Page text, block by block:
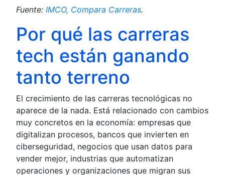
Fuente:IMCO, Compara Carreras.
Por qué las carreras
tech están ganando
tanto terreno
El crecimiento de las carreras tecnológicas no
aparece de la nada. Está relacionado con cambios
muy concretos en la economía: empresas que
digitalizan procesos, bancos que invierten en
ciberseguridad, negocios que usan datos para
vender mejor, industrias que automatizan
operaciones y organizaciones que migran sus